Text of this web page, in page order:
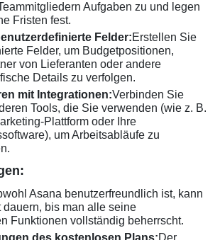
Aufgaben zu und legen
Fristen fest.
Felder:Erstellen Sie
Felder, um Budgetpositionen,
von Lieferanten oder andere
Details zu verfolgen.
mit Integrationen:Verbinden Sie
Tools, die Sie verwenden (wie z. B.
Plattform oder Ihre
um Arbeitsabläufe zu
Asana benutzerfreundlich ist, kann
bis man alle seine
Funktionen vollständig beherrscht.
des kostenlosen Plans:Der